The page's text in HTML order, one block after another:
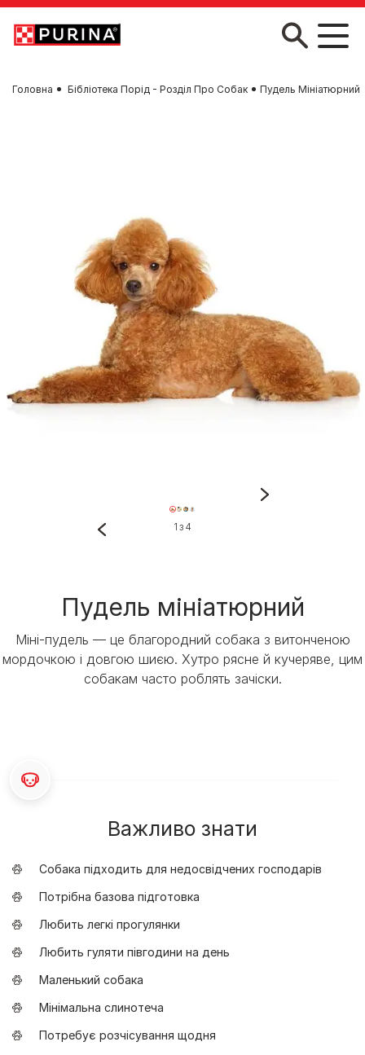
Skip to main content
Головна Бібліотека Порід - Розділ Про Собак Пудель Мініатюрний
Пудель мініатюрний
Міні-пудель — це благородний собака з витонченою
мордочкою і довгою шиєю. Хутро рясне й кучеряве, цим
собакам часто роблять зачіски.
1 з 4
Важливо знати
Собака підходить для недосвідчених господарів
Потрібна базова підготовка
Любить легкі прогулянки
Любить гуляти півгодини на день
Маленький собака
Мінімальна слинотеча
Потребує розчісування щодня